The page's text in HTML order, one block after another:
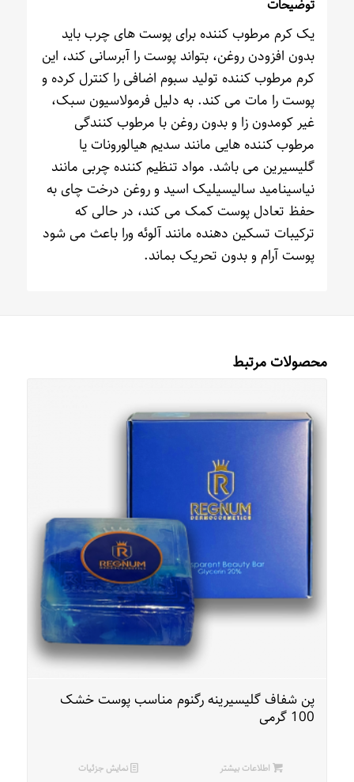
توضیحات
یک کرم مرطوب کننده برای پوست های چرب باید
بدون افزودن روغن، بتواند پوست را آبرسانی کند، این
کرم مرطوب کننده تولید سبوم اضافی را کنترل کرده و
پوست را مات می کند. به دلیل فرمولاسیون سبک،
غیر کومدون زا و بدون روغن با مرطوب کنندگی
مرطوب کننده هایی مانند سدیم هیالورونات یا
گلیسیرین می باشد. مواد تنظیم کننده چربی مانند
نیاسینامید سالیسیلیک اسید و روغن درخت چای به
حفظ تعادل پوست کمک می کند، در حالی که
ترکیبات تسکین دهنده مانند آلوئه ورا باعث می شود
پوست آرام و بدون تحریک بماند.
محصولات مرتبط
پن شفاف گلیسیرینه رگنوم مناسب پوست خشک
100 گرمی
اطلاعات بیشتر نمایش جزئیات